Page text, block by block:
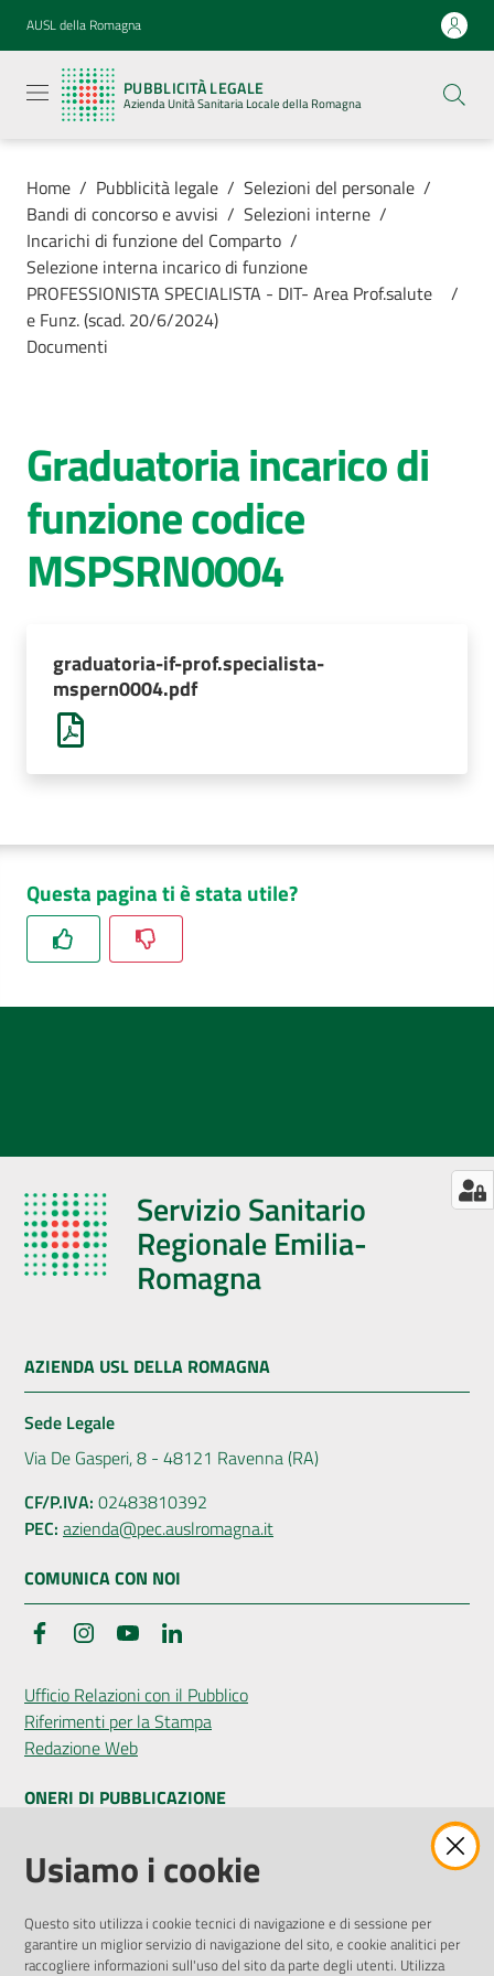
Vai al contenuto
Vai alla navigazione
Vai al footer
AUSL della Romagna
PUBBLICITÀ LEGALE
Azienda Unità Sanitaria Locale della Romagna
legale
Azienda
Unità
Locale della
Azienda
cura
AUSL
Comunica
Home / Pubblicità legale / Selezioni del personale /
Bandi di concorso e avvisi / Selezioni interne /
Incarichi di funzione del Comparto /
Selezione interna incarico di funzione
PROFESSIONISTA SPECIALISTA - DIT- Area Prof.salute
e Funz. (scad. 20/6/2024)
/
Documenti
Graduatoria incarico di
funzione codice
MSPSRN0004
graduatoria-if-prof.specialista-
mspern0004.pdf
Questa pagina ti è stata utile?
Servizio Sanitario
Regionale Emilia-
Romagna
AZIENDA USL DELLA ROMAGNA
Sede Legale
Via De Gasperi, 8 - 48121 Ravenna (RA)
CF/P.IVA: 02483810392
PEC: azienda@pec.auslromagna.it
COMUNICA CON NOI
FacebookInstagramYouTube
Ufficio Relazioni con il Pubblico
Riferimenti per la Stampa
Redazione Web
ONERI DI PUBBLICAZIONE
Amministrazione Trasparente
Pubblicità legale
Privacy Policy
Attuazione Misure PNRR
Usiamo i cookie
Questo sito utilizza i cookie tecnici di navigazione e di sessione per
garantire un miglior servizio di navigazione del sito, e cookie analitici per
raccogliere informazioni sull'uso del sito da parte degli utenti. Utilizza